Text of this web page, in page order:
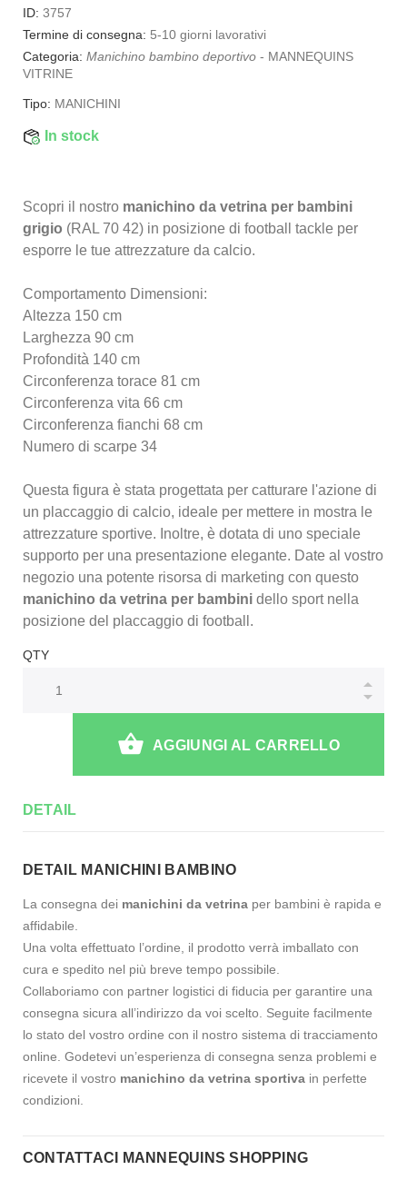
ID: 3757
Termine di consegna: 5-10 giorni lavorativi
Categoria: Manichino bambino deportivo - MANNEQUINS
VITRINE
Tipo: MANICHINI
In stock
Scopri il nostro manichino da vetrina per bambini
grigio (RAL 70 42) in posizione di football tackle per
esporre le tue attrezzature da calcio.
Comportamento Dimensioni:
Altezza 150 cm
Larghezza 90 cm
Profondità 140 cm
Circonferenza torace 81 cm
Circonferenza vita 66 cm
Circonferenza fianchi 68 cm
Numero di scarpe 34
Questa figura è stata progettata per catturare l'azione di
un placcaggio di calcio, ideale per mettere in mostra le
attrezzature sportive. Inoltre, è dotata di uno speciale
supporto per una presentazione elegante. Date al vostro
negozio una potente risorsa di marketing con questo
manichino da vetrina per bambini dello sport nella
posizione del placcaggio di football.
QTY
AGGIUNGI AL CARRELLO
DETAIL
DETAIL MANICHINI BAMBINO
La consegna dei manichini da vetrina per bambini è rapida e
affidabile.
Una volta effettuato l’ordine, il prodotto verrà imballato con
cura e spedito nel più breve tempo possibile.
Collaboriamo con partner logistici di fiducia per garantire una
consegna sicura all’indirizzo da voi scelto. Seguite facilmente
lo stato del vostro ordine con il nostro sistema di tracciamento
online. Godetevi un’esperienza di consegna senza problemi e
ricevete il vostro manichino da vetrina sportiva in perfette
condizioni.
CONTATTACI MANNEQUINS SHOPPING